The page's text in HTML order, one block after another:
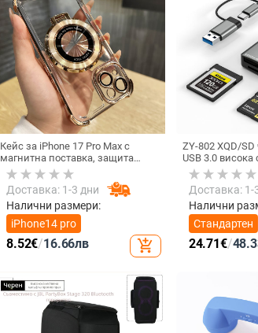
Кейс за iPhone 17 Pro Max с
магнитна поставка, защита
срещу изпускане на четирите
ъгъла, акрилен корпус с
електроплатиран финиш
Доставка: 1-3 дни
Налични размери:
iPhone14 pro
8.52€/16.66лв add_shopping_cart
ZY-802 XQD/
USB 3.0 висока
интерфейс
алуминиев
Доставка: 1-
Налични
Стандартен
24.71€/